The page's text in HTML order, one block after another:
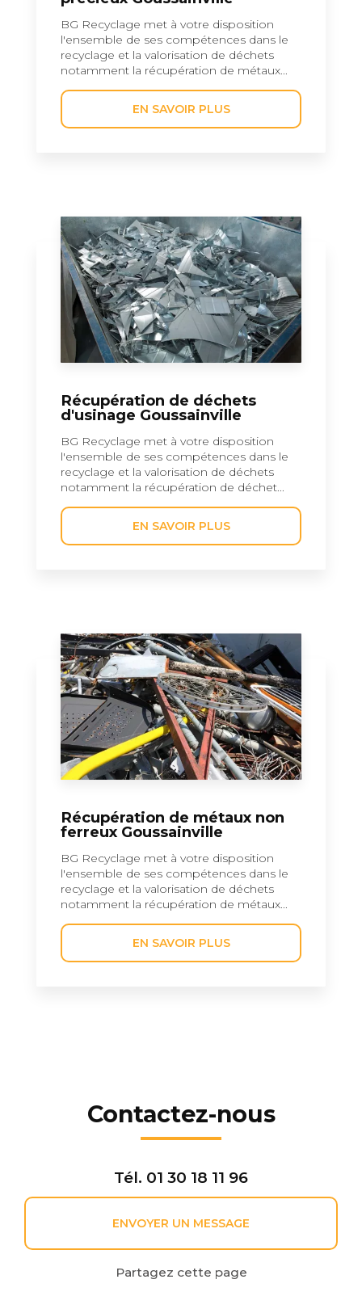
BG Recyclage met à votre disposition
l'ensemble de ses compétences dans le
recyclage et la valorisation de déchets
notamment la récupération de métaux...
EN SAVOIR PLUS
Récupération de déchets
d'usinage Goussainville
BG Recyclage met à votre disposition
l'ensemble de ses compétences dans le
recyclage et la valorisation de déchets
notamment la récupération de déchet...
EN SAVOIR PLUS
Récupération de métaux non
ferreux Goussainville
BG Recyclage met à votre disposition
l'ensemble de ses compétences dans le
recyclage et la valorisation de déchets
notamment la récupération de métaux...
EN SAVOIR PLUS
Contactez-nous
Tél. 01 30 18 11 96
ENVOYER UN MESSAGE
Partagez cette page